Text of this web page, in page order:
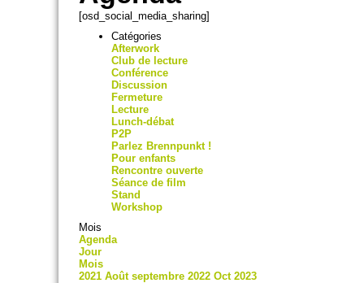
[osd_social_media_sharing]
Catégories
Afterwork
Club de lecture
Conférence
Discussion
Fermeture
Lecture
Lunch-débat
P2P
Parlez Brennpunkt !
Pour enfants
Rencontre ouverte
Séance de film
Stand
Workshop
Mois
Agenda
Jour
Mois
2021 Août septembre 2022 Oct 2023